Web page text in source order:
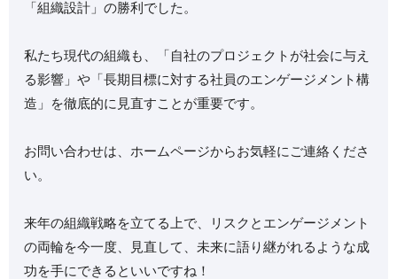
「組織設計」の勝利でした。
私たち現代の組織も、「自社のプロジェクトが社会に与え
る影響」や「長期目標に対する社員のエンゲージメント構
造」を徹底的に見直すことが重要です。
お問い合わせは、ホームページからお気軽にご連絡くださ
い。
来年の組織戦略を立てる上で、リスクとエンゲージメント
の両輪を今一度、見直して、未来に語り継がれるような成
功を手にできるといいですね！